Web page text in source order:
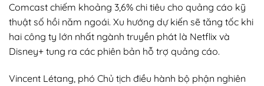
Comcast chiếm khoảng 3,6% chi tiêu cho quảng cáo kỹ
thuật số hồi năm ngoái. Xu hướng dự kiến sẽ tăng tốc khi
hai công ty lớn nhất ngành truyền phát là Netflix và
Disney+ tung ra các phiên bản hỗ trợ quảng cáo.
Vincent Létang, phó Chủ tịch điều hành bộ phận nghiên